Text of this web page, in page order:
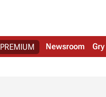
PREMIUM Newsroom Gry